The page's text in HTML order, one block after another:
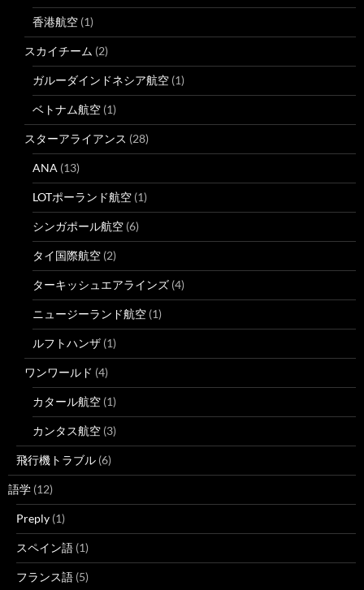
香港航空 (1)
スカイチーム (2)
ガルーダインドネシア航空 (1)
ベトナム航空 (1)
スターアライアンス (28)
ANA (13)
LOTポーランド航空 (1)
シンガポール航空 (6)
タイ国際航空 (2)
ターキッシュエアラインズ (4)
ニュージーランド航空 (1)
ルフトハンザ (1)
ワンワールド (4)
カタール航空 (1)
カンタス航空 (3)
飛行機トラブル (6)
語学 (12)
Preply (1)
スペイン語 (1)
フランス語 (5)